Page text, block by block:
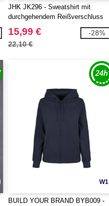
JHK JK296 - Sweatshirt mit
durchgehendem Reißverschluss
15,99 €
22,10 €
-28%
W1
BUILD YOUR BRAND BYB009 -